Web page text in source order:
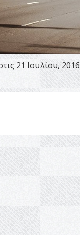
21 Ιουλίου, 2016